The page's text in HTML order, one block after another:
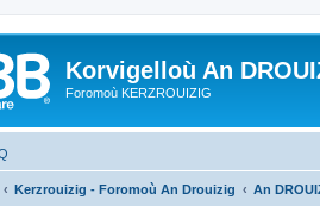
Korvigelloù An
Foromoù KERZROUIZIG
Kerzrouizig - Foromoù An Drouizig An